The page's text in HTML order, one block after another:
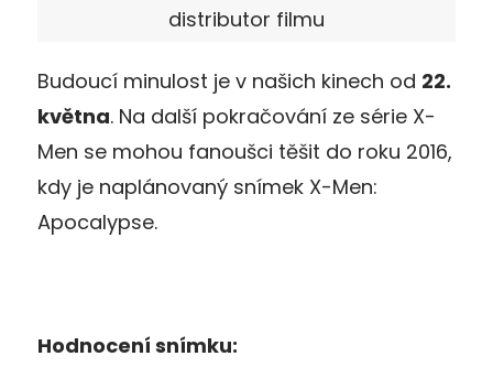
distributor filmu
Budoucí minulost je v našich kinech od 22.
května. Na další pokračování ze série X-
Men se mohou fanoušci těšit do roku 2016,
kdy je naplánovaný snímek X-Men:
Apocalypse.
Hodnocení snímku: